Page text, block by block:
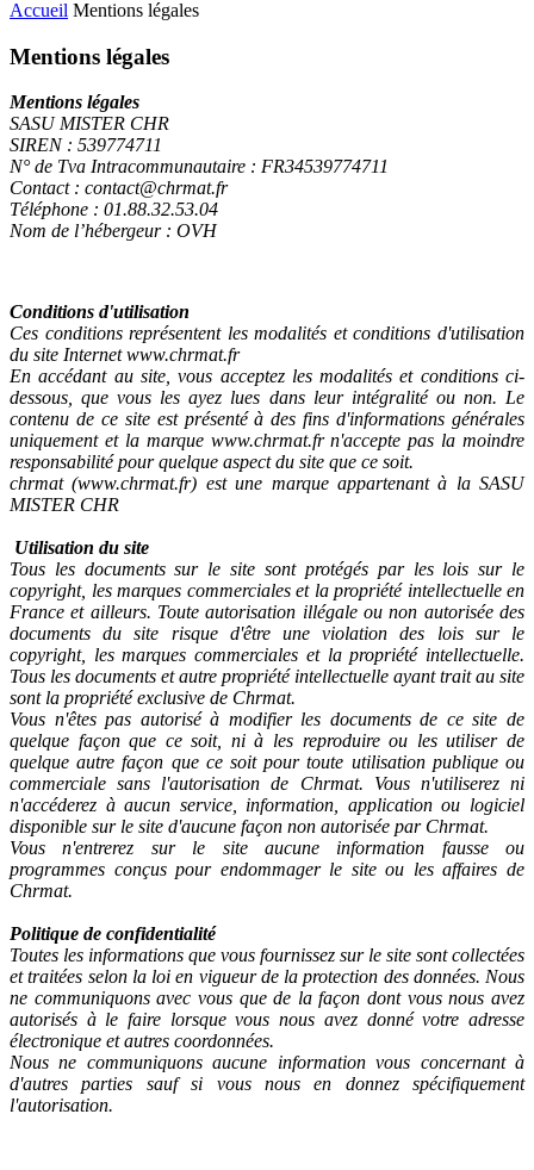
Accueil Mentions légales
Mentions légales
Mentions légales
SASU MISTER CHR
SIREN : 539774711
N° de Tva Intracommunautaire : FR34539774711
Contact : contact@chrmat.fr
Téléphone : 01.88.32.53.04
Nom de l’hébergeur : OVH
Conditions d'utilisation
Ces conditions représentent les modalités et conditions d'utilisation
du site Internet www.chrmat.fr
En accédant au site, vous acceptez les modalités et conditions ci-
dessous, que vous les ayez lues dans leur intégralité ou non. Le
contenu de ce site est présenté à des fins d'informations générales
uniquement et la marque www.chrmat.fr n'accepte pas la moindre
responsabilité pour quelque aspect du site que ce soit.
chrmat (www.chrmat.fr) est une marque appartenant à la SASU
MISTER CHR
Utilisation du site
Tous les documents sur le site sont protégés par les lois sur le
copyright, les marques commerciales et la propriété intellectuelle en
France et ailleurs. Toute autorisation illégale ou non autorisée des
documents du site risque d'être une violation des lois sur le
copyright, les marques commerciales et la propriété intellectuelle.
Tous les documents et autre propriété intellectuelle ayant trait au site
sont la propriété exclusive de Chrmat.
Vous n'êtes pas autorisé à modifier les documents de ce site de
quelque façon que ce soit, ni à les reproduire ou les utiliser de
quelque autre façon que ce soit pour toute utilisation publique ou
commerciale sans l'autorisation de Chrmat. Vous n'utiliserez ni
n'accéderez à aucun service, information, application ou logiciel
disponible sur le site d'aucune façon non autorisée par Chrmat.
Vous n'entrerez sur le site aucune information fausse ou
programmes conçus pour endommager le site ou les affaires de
Chrmat.
Politique de confidentialité
Toutes les informations que vous fournissez sur le site sont collectées
et traitées selon la loi en vigueur de la protection des données. Nous
ne communiquons avec vous que de la façon dont vous nous avez
autorisés à le faire lorsque vous nous avez donné votre adresse
électronique et autres coordonnées.
Nous ne communiquons aucune information vous concernant à
d'autres parties sauf si vous nous en donnez spécifiquement
l'autorisation.